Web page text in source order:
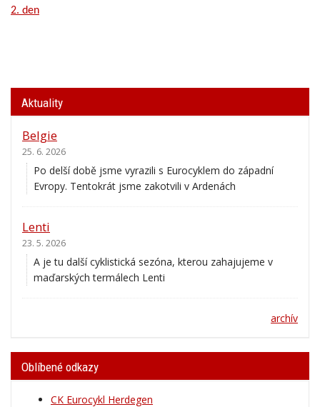
2. den
Aktuality
Belgie
25. 6. 2026
Po delší době jsme vyrazili s Eurocyklem do západní
Evropy. Tentokrát jsme zakotvili v Ardenách
Lenti
23. 5. 2026
A je tu další cyklistická sezóna, kterou zahajujeme v
maďarských termálech Lenti
archív
Oblíbené odkazy
CK Eurocykl Herdegen